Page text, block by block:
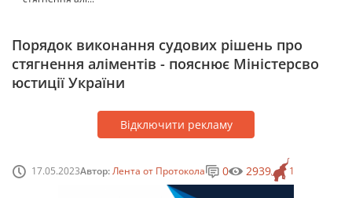
Порядок виконання судових рішень про
стягнення аліментів - пояснює Міністерсво
юстиції України
Відключити рекламу
17.05.2023Автор:Лента от Протокола 1
0 2939